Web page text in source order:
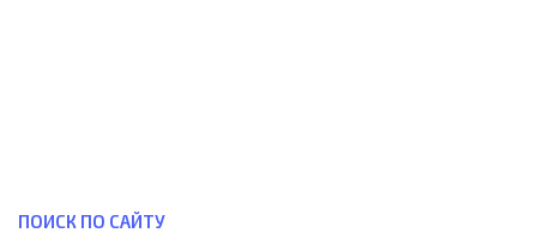
ПОИСК ПО САЙТУ